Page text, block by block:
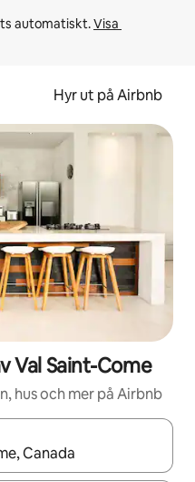
automatiskt. Visa
Hyr ut på Airbnb
Val Saint-Come
hus och mer på Airbnb
du navigera med upp- och